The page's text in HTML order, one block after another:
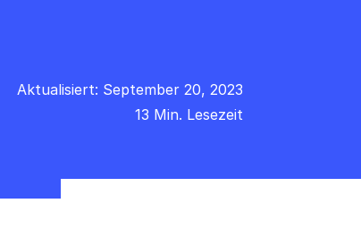
Aktualisiert: September 20, 2023
13 Min. Lesezeit